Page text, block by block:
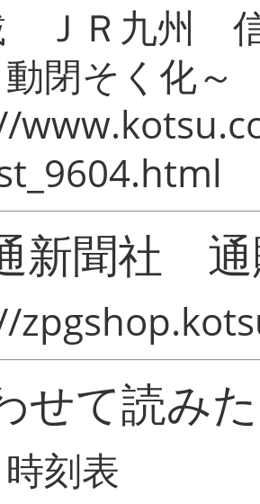
ＪＲ九州 信
閉そく化～
新聞社
せて読み
刻表